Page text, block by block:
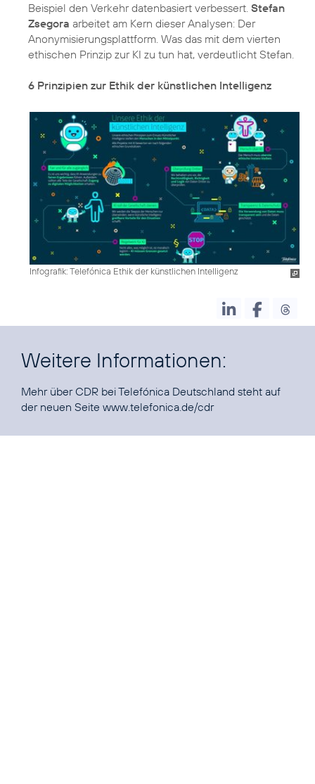
Beispiel den Verkehr datenbasiert verbessert. Stefan
Zsegora arbeitet am Kern dieser Analysen: Der
Anonymisierungsplattform. Was das mit dem vierten
ethischen Prinzip zur KI zu tun hat, verdeutlicht Stefan.
6 Prinzipien zur Ethik der künstlichen Intelligenz
Infografik: Telefónica Ethik der künstlichen Intelligenz
Weitere Informationen:
Mehr über CDR bei Telefónica Deutschland steht auf
der neuen Seite www.telefonica.de/cdr